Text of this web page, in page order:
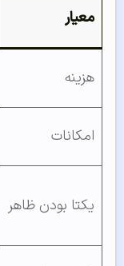
معیار
هزینه
امکانات
یکتا بودن ظاهر